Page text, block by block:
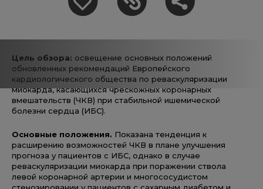
Цель обзора: освещение основных положений
обновленных рекомендаций Европейского
кардиологического общества по реваскуляризации
миокарда, касающихся чрескожных коронарных
вмешательств (ЧКВ) при стабильной ишемической
болезни сердца (ИБС).
Основные положения. Показана тенденция к
расширению возможностей ЧКВ в плане улучшения
прогноза у пациентов с ИБС, однако в случае
реваскуляризации миокарда при поражении ствола
левой коронарной артерии и многососудистом
стенозировании у пациентов с сахарным диабетом и